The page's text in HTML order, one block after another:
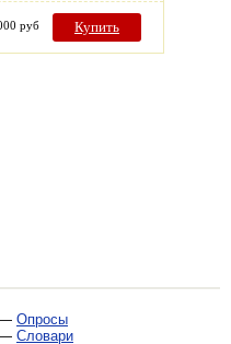
руб Купить
Опросы
Словари